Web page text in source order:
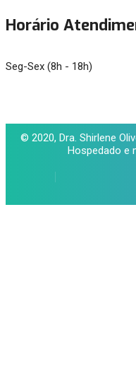
Horário
Seg-Sex (8h - 18h)
© 2020, Dra. Shirlene
Hospedado e